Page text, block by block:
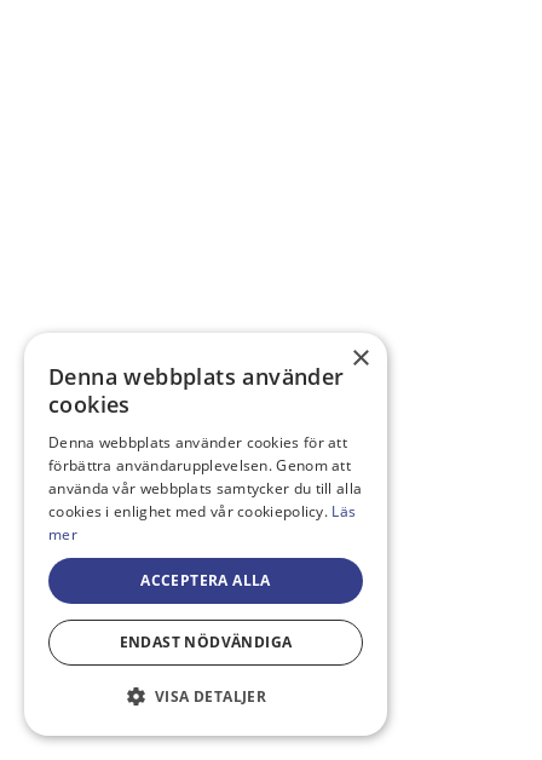
×
Denna webbplats använder
cookies
Denna webbplats använder cookies för att
förbättra användarupplevelsen. Genom att
använda vår webbplats samtycker du till alla
cookies i enlighet med vår cookiepolicy. Läs
mer
ACCEPTERA ALLA
ENDAST NÖDVÄNDIGA
VISA DETALJER